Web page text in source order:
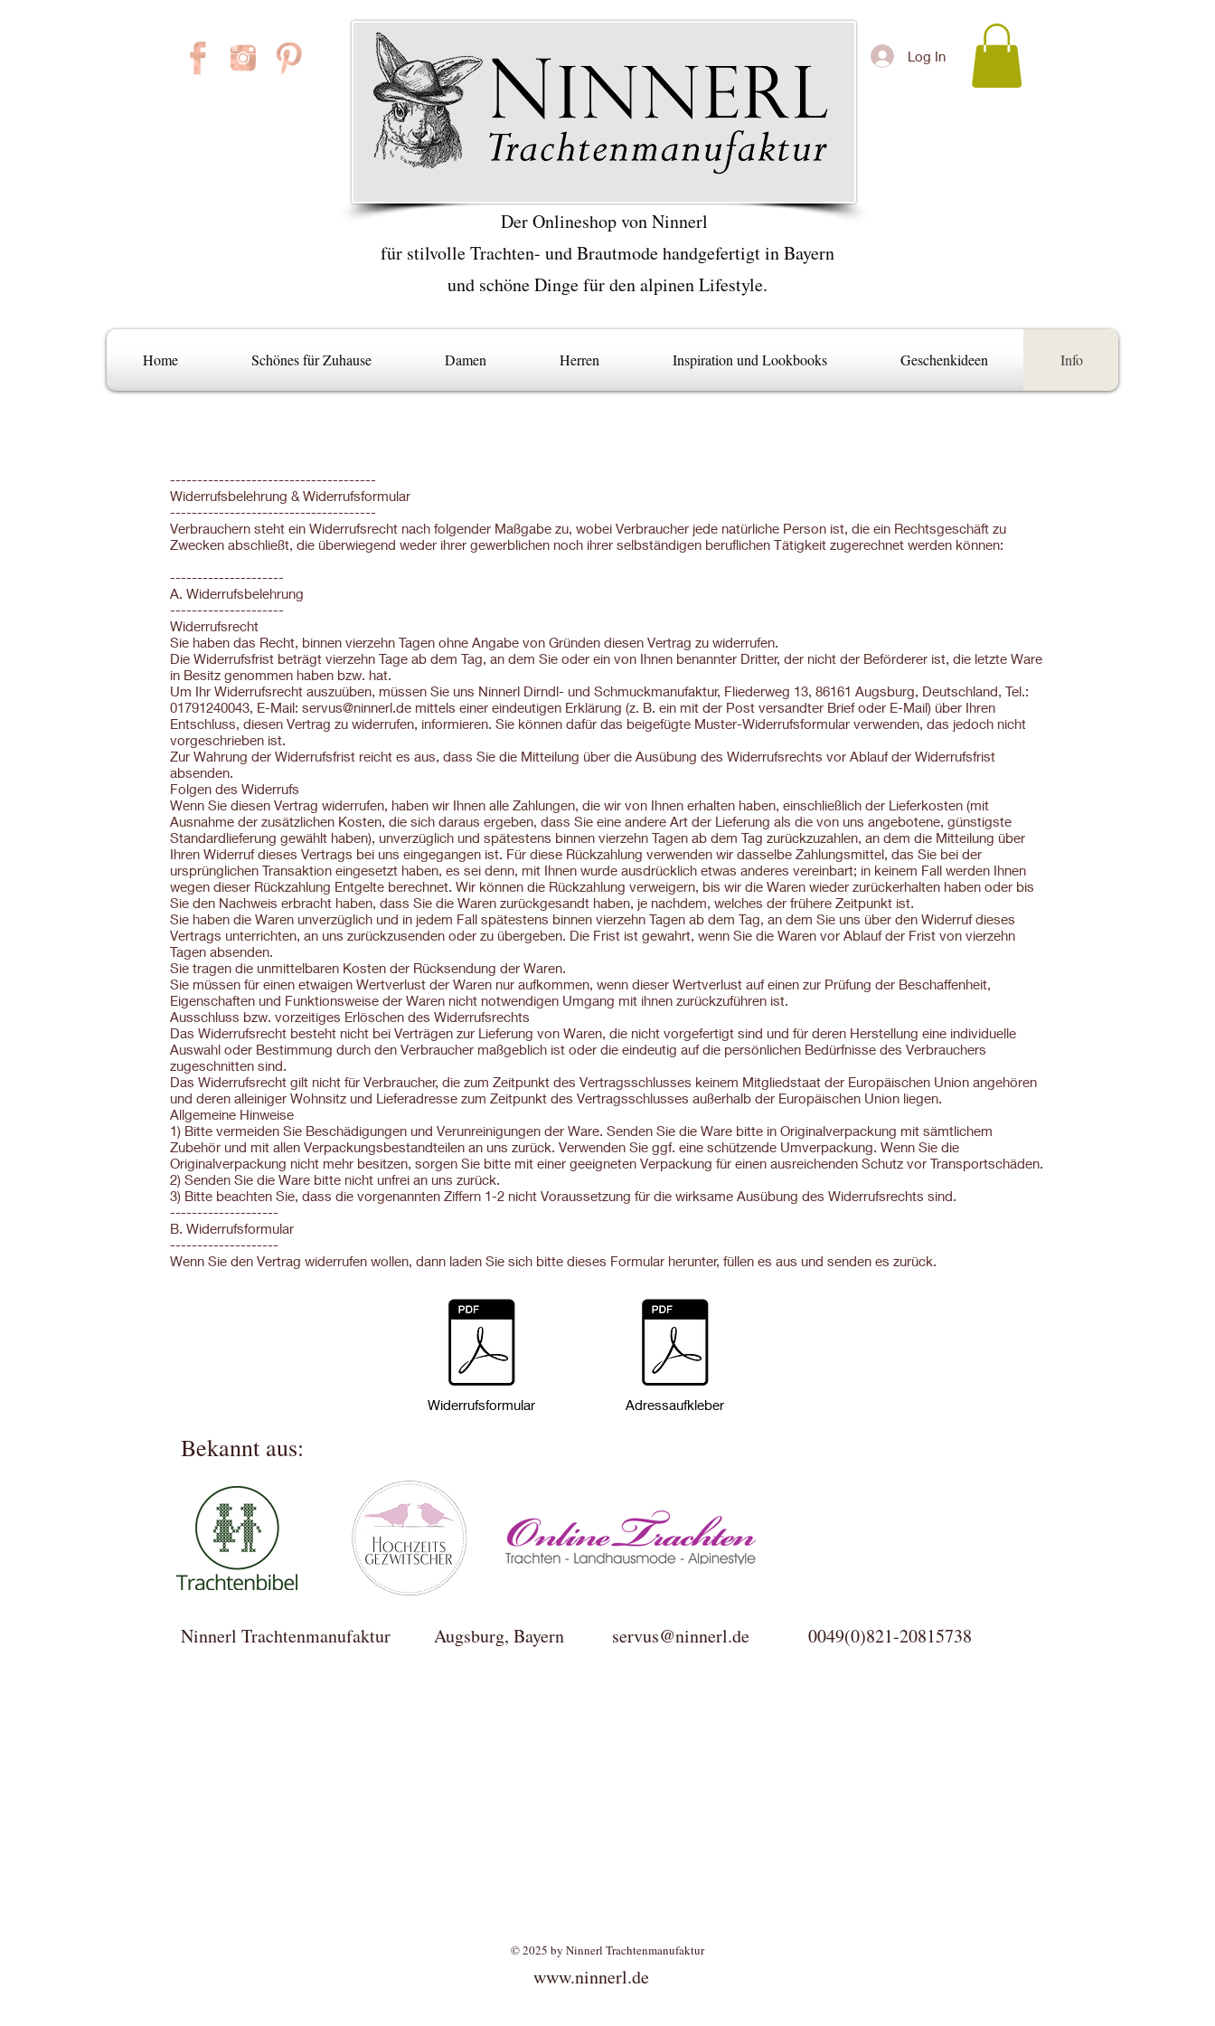
Log In
Der Onlineshop von Ninnerl
für stilvolle Trachten- und Brautmode handgefertigt in Bayern
und schöne Dinge für den alpinen Lifestyle.
Home Schönes für Zuhause Damen Herren Inspiration und Lookbooks Geschenkideen Info
--------------------------------------
Widerrufsbelehrung & Widerrufsformular
--------------------------------------
Verbrauchern steht ein Widerrufsrecht nach folgender Maßgabe zu, wobei Verbraucher jede natürliche Person ist, die ein Rechtsgeschäft zu
Zwecken abschließt, die überwiegend weder ihrer gewerblichen noch ihrer selbständigen beruflichen Tätigkeit zugerechnet werden können:
---------------------
A. Widerrufsbelehrung
---------------------
Widerrufsrecht
Sie haben das Recht, binnen vierzehn Tagen ohne Angabe von Gründen diesen Vertrag zu widerrufen.
Die Widerrufsfrist beträgt vierzehn Tage ab dem Tag, an dem Sie oder ein von Ihnen benannter Dritter, der nicht der Beförderer ist, die letzte Ware
in Besitz genommen haben bzw. hat.
Um Ihr Widerrufsrecht auszuüben, müssen Sie uns Ninnerl Dirndl- und Schmuckmanufaktur, Fliederweg 13, 86161 Augsburg, Deutschland, Tel.:
01791240043, E-Mail: servus@ninnerl.de mittels einer eindeutigen Erklärung (z. B. ein mit der Post versandter Brief oder E-Mail) über Ihren
Entschluss, diesen Vertrag zu widerrufen, informieren. Sie können dafür das beigefügte Muster-Widerrufsformular verwenden, das jedoch nicht
vorgeschrieben ist.
Zur Wahrung der Widerrufsfrist reicht es aus, dass Sie die Mitteilung über die Ausübung des Widerrufsrechts vor Ablauf der Widerrufsfrist
absenden.
Folgen des Widerrufs
Wenn Sie diesen Vertrag widerrufen, haben wir Ihnen alle Zahlungen, die wir von Ihnen erhalten haben, einschließlich der Lieferkosten (mit
Ausnahme der zusätzlichen Kosten, die sich daraus ergeben, dass Sie eine andere Art der Lieferung als die von uns angebotene, günstigste
Standardlieferung gewählt haben), unverzüglich und spätestens binnen vierzehn Tagen ab dem Tag zurückzuzahlen, an dem die Mitteilung über
Ihren Widerruf dieses Vertrags bei uns eingegangen ist. Für diese Rückzahlung verwenden wir dasselbe Zahlungsmittel, das Sie bei der
ursprünglichen Transaktion eingesetzt haben, es sei denn, mit Ihnen wurde ausdrücklich etwas anderes vereinbart; in keinem Fall werden Ihnen
wegen dieser Rückzahlung Entgelte berechnet. Wir können die Rückzahlung verweigern, bis wir die Waren wieder zurückerhalten haben oder bis
Sie den Nachweis erbracht haben, dass Sie die Waren zurückgesandt haben, je nachdem, welches der frühere Zeitpunkt ist.
Sie haben die Waren unverzüglich und in jedem Fall spätestens binnen vierzehn Tagen ab dem Tag, an dem Sie uns über den Widerruf dieses
Vertrags unterrichten, an uns zurückzusenden oder zu übergeben. Die Frist ist gewahrt, wenn Sie die Waren vor Ablauf der Frist von vierzehn
Tagen absenden.
Sie tragen die unmittelbaren Kosten der Rücksendung der Waren.
Sie müssen für einen etwaigen Wertverlust der Waren nur aufkommen, wenn dieser Wertverlust auf einen zur Prüfung der Beschaffenheit,
Eigenschaften und Funktionsweise der Waren nicht notwendigen Umgang mit ihnen zurückzuführen ist.
Ausschluss bzw. vorzeitiges Erlöschen des Widerrufsrechts
Das Widerrufsrecht besteht nicht bei Verträgen zur Lieferung von Waren, die nicht vorgefertigt sind und für deren Herstellung eine individuelle
Auswahl oder Bestimmung durch den Verbraucher maßgeblich ist oder die eindeutig auf die persönlichen Bedürfnisse des Verbrauchers
zugeschnitten sind.
Das Widerrufsrecht gilt nicht für Verbraucher, die zum Zeitpunkt des Vertragsschlusses keinem Mitgliedstaat der Europäischen Union angehören
und deren alleiniger Wohnsitz und Lieferadresse zum Zeitpunkt des Vertragsschlusses außerhalb der Europäischen Union liegen.
Allgemeine Hinweise
1) Bitte vermeiden Sie Beschädigungen und Verunreinigungen der Ware. Senden Sie die Ware bitte in Originalverpackung mit sämtlichem
Zubehör und mit allen Verpackungsbestandteilen an uns zurück. Verwenden Sie ggf. eine schützende Umverpackung. Wenn Sie die
Originalverpackung nicht mehr besitzen, sorgen Sie bitte mit einer geeigneten Verpackung für einen ausreichenden Schutz vor Transportschäden.
2) Senden Sie die Ware bitte nicht unfrei an uns zurück.
3) Bitte beachten Sie, dass die vorgenannten Ziffern 1-2 nicht Voraussetzung für die wirksame Ausübung des Widerrufsrechts sind.
--------------------
B. Widerrufsformular
--------------------
Wenn Sie den Vertrag widerrufen wollen, dann laden Sie sich bitte dieses Formular herunter, füllen es aus und senden es zurück.
Widerrufsformular Adressaufkleber
Bekannt aus:
Ninnerl Trachtenmanufaktur Augsburg, Bayern servus@ninnerl.de 0049(0)821-20815738
© 2025 by Ninnerl Trachtenmanufaktur
www.ninnerl.de